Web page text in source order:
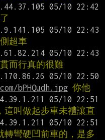
超車
而行真的很難
bPHQudh.jpg 你他
叫做起步車未禮讓直
彎硬凹前車的，是多